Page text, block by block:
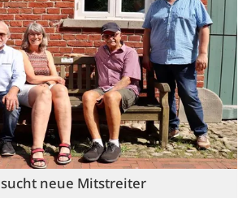
neue Mitstreiter